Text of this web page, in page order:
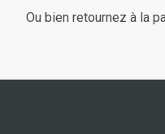
Ou bien retournez à la